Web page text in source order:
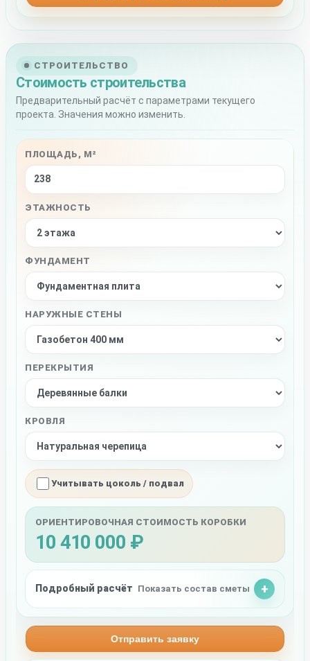
СТРОИТЕЛЬСТВО
Стоимость строительства
Предварительный расчёт с параметрами текущего
проекта. Значения можно изменить.
ПЛОЩАДЬ, М²
ЭТАЖНОСТЬ
ФУНДАМЕНТ
НАРУЖНЫЕ СТЕНЫ
ПЕРЕКРЫТИЯ
КРОВЛЯ
Учитывать цоколь / подвал
ОРИЕНТИРОВОЧНАЯ СТОИМОСТЬ КОРОБКИ
10 410 000 ₽
Подробный расчёт Показать состав сметы
Отправить заявку